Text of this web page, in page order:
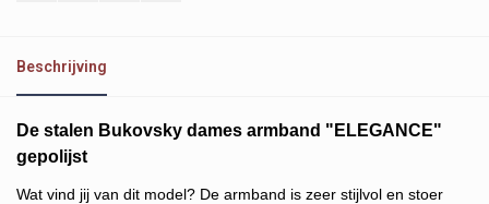
Beschrijving
De stalen Bukovsky dames armband "ELEGANCE"
gepolijst
Wat vind jij van dit model? De armband is zeer stijlvol en stoer